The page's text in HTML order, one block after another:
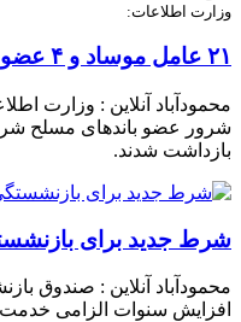
وزارت اطلاعات:
۲۱ عامل موساد و ۴ عضو باند‌های مسلح بازداشت شدند
شرور عضو باند‌های مسلح
بازداشت شدند.
شرط جدید برای
محمودآباد آنلاین : صندوق
افزایش سنوات الزامی خدمت